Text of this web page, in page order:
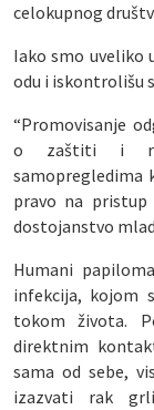
celokupnog
Iako smo uveliko
odu i iskontrolišu
“Promovisanje
o zaštiti i
samopregledima
pravo na pristup
dostojanstvo
Humani
infekcija, kojom
tokom života.
direktnim
sama od sebe,
izazvati rak